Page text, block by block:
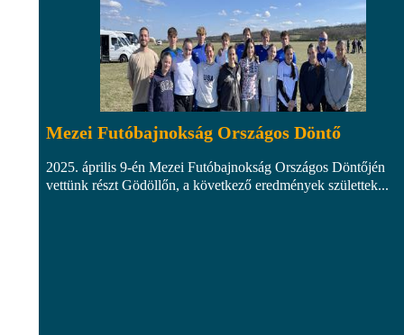
Mezei Futóbajnokság Országos Döntő
2025. április 9-én Mezei Futóbajnokság Országos Döntőjén
vettünk részt Gödöllőn, a következő eredmények születtek...